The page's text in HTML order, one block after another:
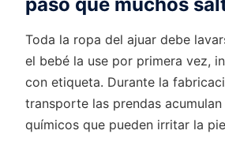
Toda la ropa del ajuar debe
el bebé la use por primera vez,
con etiqueta. Durante la
transporte las prendas
químicos que pueden irritar la